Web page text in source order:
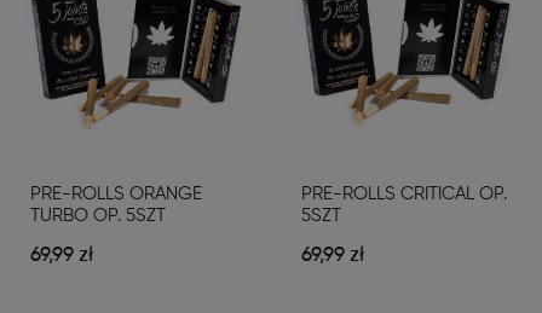
PRE-ROLLS ORANGE
TURBO OP. 5SZT
69,99 zł
PRE-ROLLS CRITICAL OP.
5SZT
69,99 zł